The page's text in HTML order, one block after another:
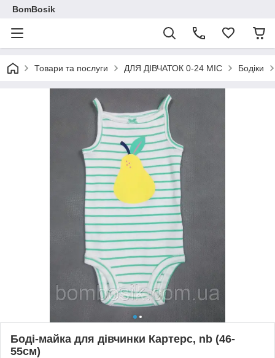
BomBosik
Товари та послуги ДЛЯ ДІВЧАТОК 0-24 МІС Бодіки
Боді-майка для дівчинки Картерс, nb (46-
55см)